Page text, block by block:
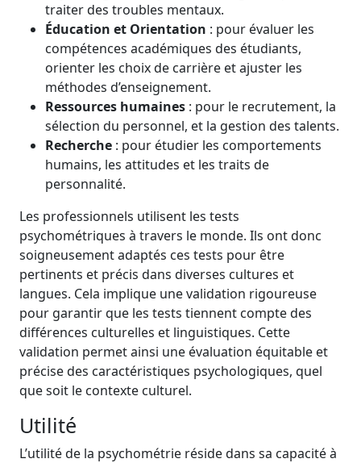
traiter des troubles mentaux.
Éducation et Orientation : pour évaluer les
compétences académiques des étudiants,
orienter les choix de carrière et ajuster les
méthodes d’enseignement.
Ressources humaines : pour le recrutement, la
sélection du personnel, et la gestion des talents.
Recherche : pour étudier les comportements
humains, les attitudes et les traits de
personnalité.
Les professionnels utilisent les tests
psychométriques à travers le monde. Ils ont donc
soigneusement adaptés ces tests pour être
pertinents et précis dans diverses cultures et
langues. Cela implique une validation rigoureuse
pour garantir que les tests tiennent compte des
différences culturelles et linguistiques. Cette
validation permet ainsi une évaluation équitable et
précise des caractéristiques psychologiques, quel
que soit le contexte culturel.
Utilité
L’utilité de la psychométrie réside dans sa capacité à